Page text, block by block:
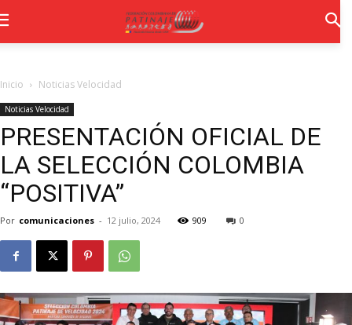
Inicio Noticias Velocidad
Noticias Velocidad
PRESENTACIÓN OFICIAL DE
LA SELECCIÓN COLOMBIA
“POSITIVA”
Por comunicaciones - 12 julio, 2024 909 0